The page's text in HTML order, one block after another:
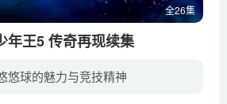
全26集
年王5 传奇再现续集
悠球的魅力与竞技精神